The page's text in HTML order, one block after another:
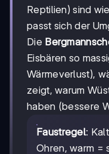
Reptilien) sind
passt sich der
Die
Eisbären so
Wärmeverlust),
zeigt, warum
haben (bessere
Faustregel:
Ohren, warm =